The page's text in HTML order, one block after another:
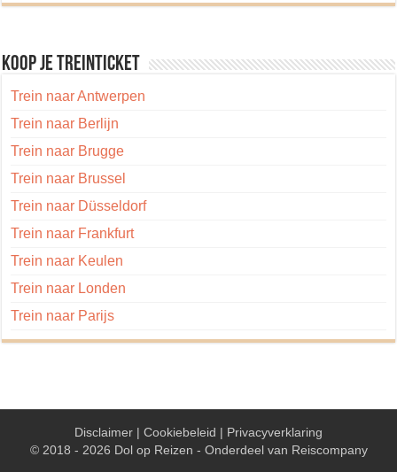
Koop je treinticket
Trein naar Antwerpen
Trein naar Berlijn
Trein naar Brugge
Trein naar Brussel
Trein naar Düsseldorf
Trein naar Frankfurt
Trein naar Keulen
Trein naar Londen
Trein naar Parijs
Disclaimer | Cookiebeleid | Privacyverklaring
© 2018 - 2026 Dol op Reizen - Onderdeel van Reiscompany